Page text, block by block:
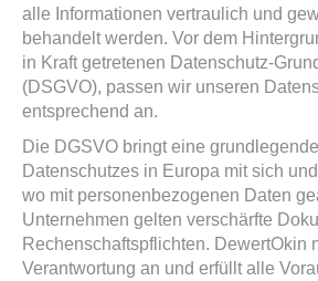
alle Informationen vertraulich und
behandelt werden. Vor dem
in Kraft getretenen Datenschutz-
(DSGVO), passen wir unseren
entsprechend an.
Die DGSVO bringt eine
Datenschutzes in Europa mit sich
wo mit personenbezogenen Daten
Unternehmen gelten verschärfte
Rechenschaftspflichten. DewertOkin
Verantwortung an und erfüllt alle